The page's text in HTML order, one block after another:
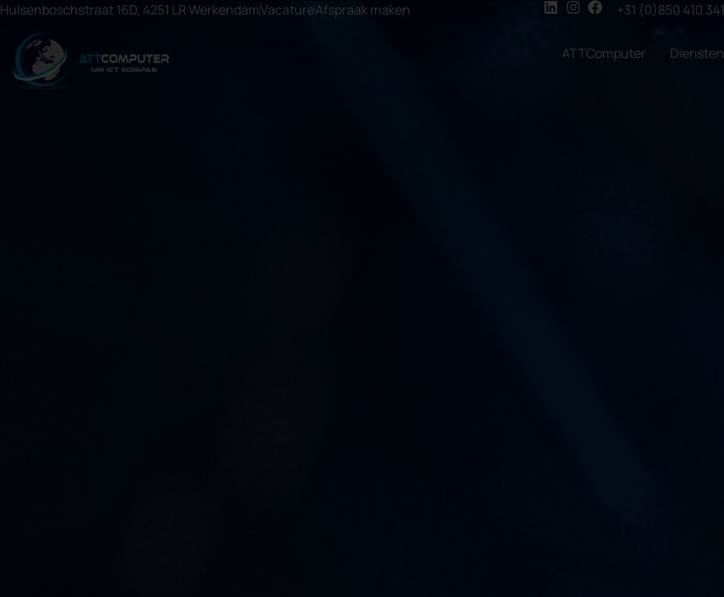
Hulsenboschstraat 16D, 4251 LR WerkendamVacatureAfspraak maken +31 (0)850 410 341
ATTComputer Diensten